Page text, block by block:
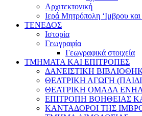
Αρχιτεκτονική
Ιερά Μητρόπολη ‘Ιμβρου
ΤΕΝΕΔΟΣ
Ιστορία
Γεωγραφία
Γεωγραφικά στοιχεία
ΤΜΗΜΑΤΑ ΚΑΙ ΕΠΙΤΡΟΠΕΣ
ΔΑΝΕΙΣΤΙΚΗ
ΘΕΑΤΡΙΚΗ ΑΓΩΓΗ
ΘΕΑΤΡΙΚΗ ΟΜΑΔΑ
ΕΠΙΤΡΟΠΗ ΒΟΗΘΕΙΑΣ
ΚΑΝΤΑΔΟΡΟΙ ΤΗΣ